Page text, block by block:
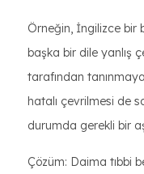
Örneğin, İngilizce bir
başka bir dile yanlış
tarafından
hatalı çevrilmesi de
durumda gerekli bir
Çözüm: Daima tıbbi